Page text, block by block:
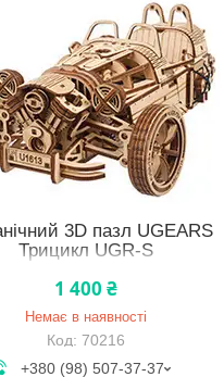
3D пазл UGEARS
Трицикл UGR-S
1 400 ₴
Немає в наявності
70216
+380 (98) 507-37-37